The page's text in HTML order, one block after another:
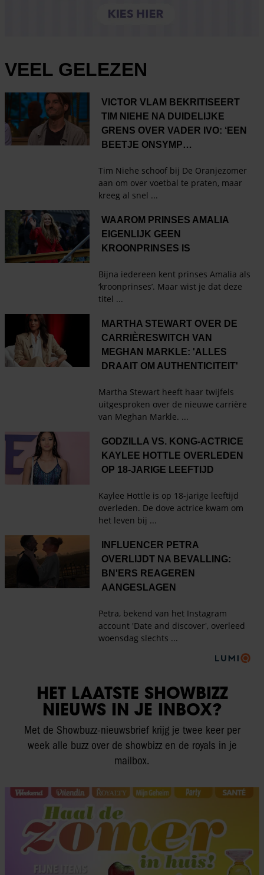
HET LAATSTE SHOWBIZZ
NIEUWS IN JE INBOX?
Met de Showbuzz-nieuwsbrief krijg je twee keer per
week alle buzz over de showbizz en de royals in je
mailbox.